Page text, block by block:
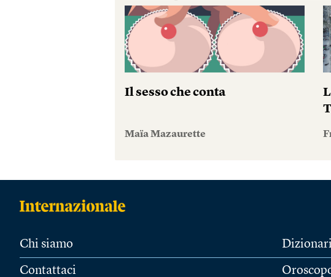
Il sesso che conta
Maïa Mazaurette
Chi siamo
Contattaci